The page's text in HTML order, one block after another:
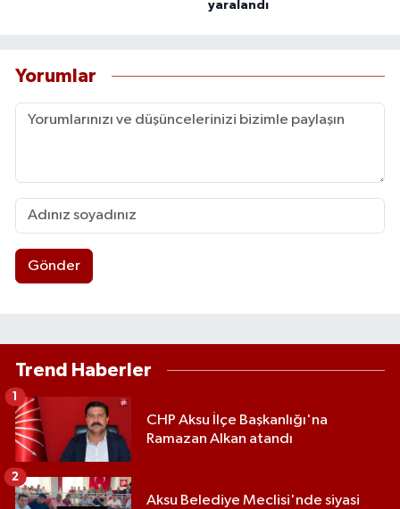
yaralandı
Yorumlar
Gönder
Trend Haberler
CHP Aksu İlçe Başkanlığı'na
Ramazan Alkan atandı
1
Aksu Belediye Meclisi'nde siyasi
2